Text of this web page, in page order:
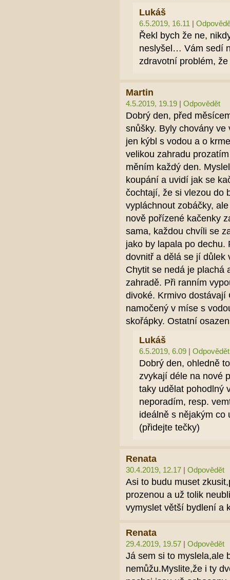
Lukáš
6.5.2019, 16.11
Řekl bych že ne,
neslyšel… Vám sedí
zdravotní problém,
Martin
4.5.2019, 19.19 Odpovědět
Dobrý den, před
snůšky. Byly chovány
jen kýbl s vodou a o
velikou zahradu
měním každý den.
koupání a uvidí jak se
čochtají, že si vlezou do
vypláchnout zobáčky,
nově pořízené kačenky
sama, každou chvíli se
jako by lapala po
dovnitř a dělá se jí důlek
Chytit se nedá je plachá
zahradě. Při ranním
divoké. Krmivo dostávají
namočený v míse s
skořápky. Ostatní
Lukáš
6.5.2019, 6.09 Odpovědět
Dobrý den, ohledně
zvykají déle na nové
taky udělat pohodlný
neporadím, resp.
ideálně s nějakým co
(přidejte tečky)
Renata
30.4.2019, 12.17 Odpovědět
Asi to budu muset
prozenou a už tolik
vymyslet větší bydlení a
Renata
29.4.2019, 19.57 Odpovědět
Já sem si to myslela,ale
nemůžu.Myslite,že i ty